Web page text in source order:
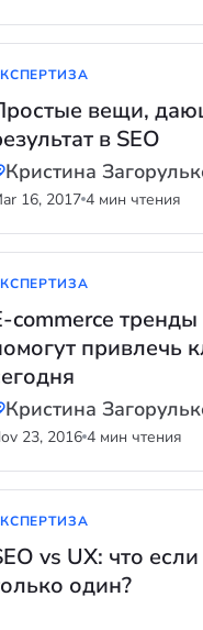
вещи,
в SEO
Кристина
16, 2017 4 мин чтения
commerce
привлечь
Кристина
23, 2016 4 мин чтения
vs UX: что
один?